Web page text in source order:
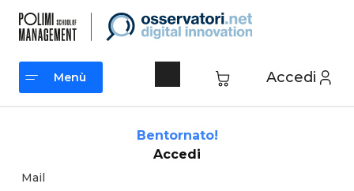
contenuto
Accedi
Menù
Bentornato!
Accedi
Mail